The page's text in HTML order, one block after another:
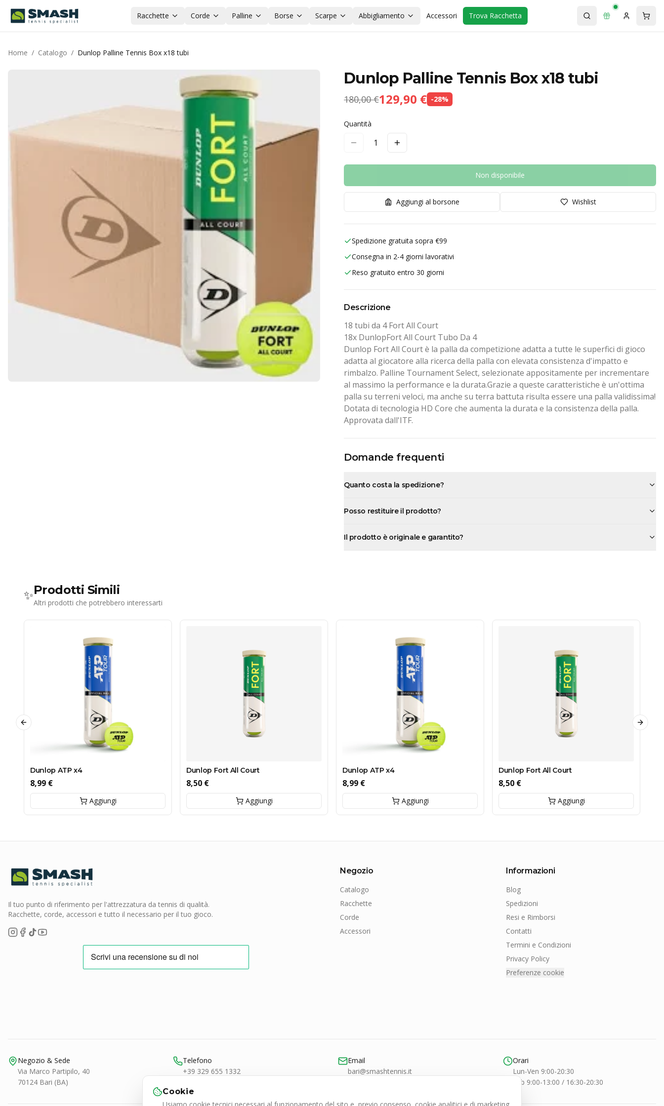
Racchette Corde Palline Borse Scarpe Abbigliamento Accessori Trova Racchetta
Home / Catalogo / Dunlop Palline Tennis Box x18 tubi
Dunlop Palline Tennis Box x18 tubi
180,00 €129,90 € -28%
Quantità
1
Non disponibile
Aggiungi al borsone Wishlist
Spedizione gratuita sopra €99
Consegna in 2-4 giorni lavorativi
Reso gratuito entro 30 giorni
Descrizione
18 tubi da 4 Fort All Court
18x DunlopFort All Court Tubo Da 4
Dunlop Fort All Court è la palla da competizione adatta a tutte le superfici di gioco
adatta al giocatore alla ricerca della palla con elevata consistenza d'impatto e
rimbalzo. Palline Tournament Select, selezionate appositamente per incrementare
al massimo la performance e la durata.Grazie a queste caratteristiche è un'ottima
palla su terreni veloci, ma anche su terra battuta risulta essere una palla validissima!
Dotata di tecnologia HD Core che aumenta la durata e la consistenza della palla.
Approvata dall'ITF.
Domande frequenti
Quanto costa la spedizione?
Posso restituire il prodotto?
Il prodotto è originale e garantito?
✨Prodotti Simili
Altri prodotti che potrebbero interessarti
Dunlop ATP x4
8,99 €
Aggiungi
Dunlop Fort All Court
8,50 €
Aggiungi
Dunlop ATP x4
8,99 €
Aggiungi
Dunlop Fort All Court
8,50 €
Aggiungi
Previous slide Next
Il tuo punto di riferimento per l'attrezzatura da tennis di qualità.
Racchette, corde, accessori e tutto il necessario per il tuo gioco.
Negozio
Catalogo
Racchette
Corde
Accessori
Informazioni
Blog
Spedizioni
Resi e Rimborsi
Contatti
Termini e Condizioni
Privacy Policy
Preferenze cookie
Negozio & Sede
Via Marco Partipilo, 40
70124 Bari (BA)
Telefono
+39 329 655 1332
Email
bari@smashtennis.it
Orari
Lun-Ven 9:00-20:30
Sab 9:00-13:00 / 16:30-20:30
Cookie